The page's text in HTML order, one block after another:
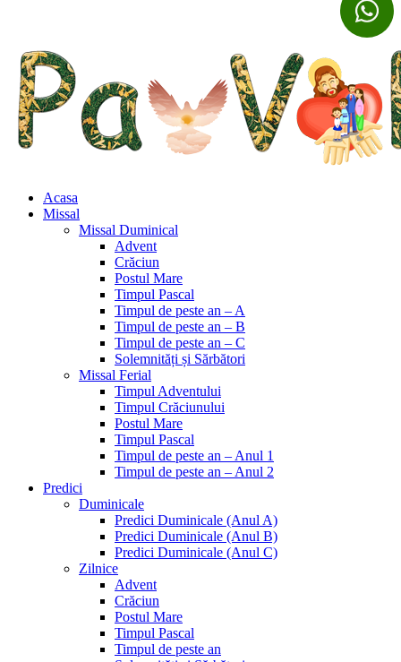
Acasa
Missal
Missal Duminical
Advent
Crăciun
Postul Mare
Timpul Pascal
Timpul de peste an – A
Timpul de peste an – B
Timpul de peste an – C
Solemnități și Sărbători
Missal Ferial
Timpul Adventului
Timpul Crăciunului
Postul Mare
Timpul Pascal
Timpul de peste an – Anul 1
Timpul de peste an – Anul 2
Predici
Duminicale
Predici Duminicale (Anul A)
Predici Duminicale (Anul B)
Predici Duminicale (Anul C)
Zilnice
Advent
Crăciun
Postul Mare
Timpul Pascal
Timpul de peste an